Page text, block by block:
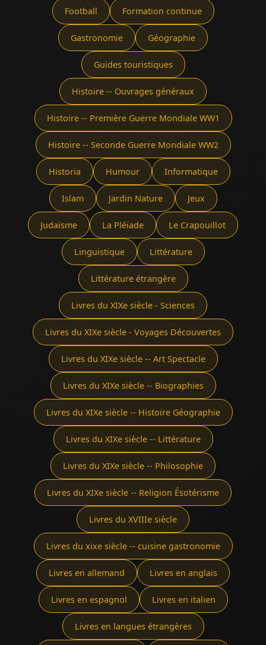
Football Formation continue
Gastronomie Géographie
Guides touristiques
Histoire -- Ouvrages généraux
Histoire -- Première Guerre Mondiale WW1
Histoire -- Seconde Guerre Mondiale WW2
Historia Humour Informatique
Islam Jardin Nature Jeux
Judaïsme La Pléïade Le Crapouillot
Linguistique Littérature
Littérature étrangère
Livres du XIXe siècle - Sciences
Livres du XIXe siècle - Voyages Découvertes
Livres du XIXe siècle -- Art Spectacle
Livres du XIXe siècle -- Biographies
Livres du XIXe siècle -- Histoire Géographie
Livres du XIXe siècle -- Littérature
Livres du XIXe siècle -- Philosophie
Livres du XIXe siècle -- Religion Ésotérisme
Livres du XVIIIe siècle
Livres du xixe siècle -- cuisine gastronomie
Livres en allemand Livres en anglais
Livres en espagnol Livres en italien
Livres en langues étrangères